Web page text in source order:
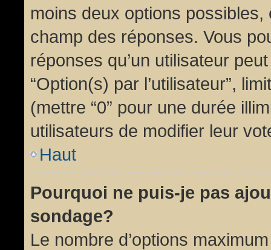
moins deux options
champ des réponses. Vous
réponses qu’un utilisateur
“Option(s) par l’utilisateur”,
(mettre “0” pour une durée
utilisateurs de modifier leur
Haut
Pourquoi ne puis-je pas
sondage?
Le nombre d’options